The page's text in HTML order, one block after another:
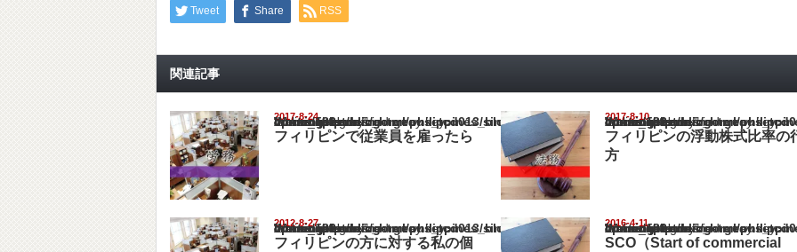
Tweet Share RSS
関連記事
2017-8-24
Warning
: Undefined array key "show_category" in
/home/netst/kuno-cpa.co.jp/public_html/philippines_blog/wp-content/themes/gorgeous_tcd013/single.php
on line183
フィリピンで従業員を雇ったら
2017-8-10
Warning
: Undefined array key "show_category" in
/home/netst/kuno-cpa.co.jp/public_html/philippines_blog/wp-content/
on line183
フィリピンの浮動株式比率の
方
2012-8-27
Warning
: Undefined array key "show_category" in
/home/netst/kuno-cpa.co.jp/public_html/philippines_blog/wp-content/themes/gorgeous_tcd013/single.php
on line183
フィリピンの方に対する私の個
2016-4-11
Warning
: Undefined array key "show_category" in
/home/netst/kuno-cpa.co.jp/public_html/philippines_blog/wp-content/
on line183
SCO（Start of commercial